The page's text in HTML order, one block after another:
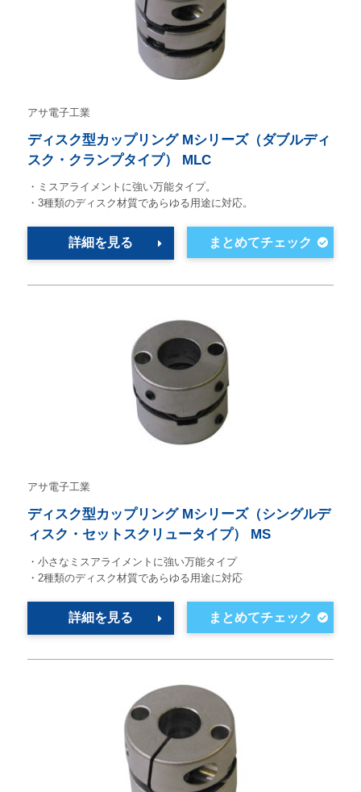
アサ電子工業
ディスク型カップリング Mシリーズ（ダブルディ
スク・クランプタイプ） MLC
・ミスアライメントに強い万能タイプ。
・3種類のディスク材質であらゆる用途に対応。
詳細を見る
アサ電子工業
ディスク型カップリング Mシリーズ（シングルデ
ィスク・セットスクリュータイプ） MS
・小さなミスアライメントに強い万能タイプ
・2種類のディスク材質であらゆる用途に対応
詳細を見る